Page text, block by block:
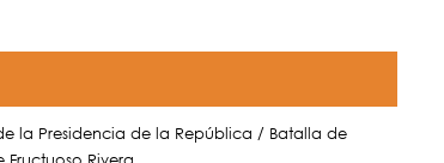
la Presidencia de la República / Batalla de